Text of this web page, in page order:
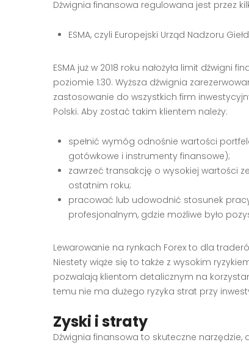
Dźwignia finansowa regulowana jest przez
ESMA, czyli Europejski Urząd Nadzoru
ESMA już w 2018 roku nałożyła limit dźwigni
poziomie 1:30. Wyższa dźwignia
zastosowanie do wszystkich firm
Polski. Aby zostać takim klientem należy:
spełnić wymóg odnośnie wartości
gotówkowe i instrumenty finansowe);
zawrzeć transakcję o wysokiej wartości
ostatnim roku;
pracować lub udowodnić stosunek
profesjonalnym, gdzie możliwe było
Lewarowanie na rynkach Forex to dla
Niestety wiąże się to także z wysokim
pozwalają klientom detalicznym na
temu nie ma dużego ryzyka strat przy
Zyski i straty
Dźwignia finansowa to skuteczne narzędzie,